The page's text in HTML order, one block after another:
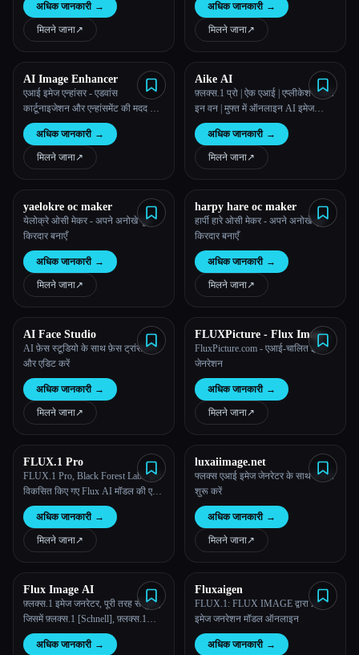
सटीकता, जटिलता और यथार्थवाद की
पेशकश करता है।
अधिक जानकारी →
मिलने जाना↗︎
अधिक जानकारी →
मिलने जाना↗︎
AI Image Enhancer
एआई इमेज एन्हांसर - एडवांस
कार्टूनाइजेशन और एन्हांसमेंट की मदद से
फ़ोटो और वीडियो ट्रांसफॉर्म करें
अधिक जानकारी →
मिलने जाना↗︎
Aike AI
फ़्लक्स.1 प्रो | ऐक एआई | एप्लीकेशन ऑल
इन वन | मुफ्त में ऑनलाइन AI इमेज
जेनरेटर
अधिक जानकारी →
मिलने जाना↗︎
yaelokre oc maker
येलोक्रे ओसी मेकर - अपने अनोखे मूल
किरदार बनाएँ
अधिक जानकारी →
मिलने जाना↗︎
harpy hare oc maker
हार्पी हारे ओसी मेकर - अपने अनोखे मूल
किरदार बनाएँ
अधिक जानकारी →
मिलने जाना↗︎
AI Face Studio
AI फ़ेस स्टूडियो के साथ फ़ेस ट्रांसफ़ॉर्म
और एडिट करें
अधिक जानकारी →
मिलने जाना↗︎
FLUXPicture - Flux Image
Genration
FluxPicture.com - एआई-चालित इमेज
जेनरेशन
अधिक जानकारी →
मिलने जाना↗︎
FLUX.1 Pro
FLUX.1 Pro, Black Forest Labs द्वारा
विकसित किए गए Flux AI मॉडल की एक
शानदार श्रृंखला का प्रतिनिधित्व करता
है। मुफ्त में ऑनलाइन FLUX AI इमेज
जेनरेटर का उपयोग करके टेक्स्ट डालकर
आसानी से सुंदर चित्र बनाएं।
अधिक जानकारी →
मिलने जाना↗︎
luxaiimage.net
फ्लक्स एआई इमेज जेनरेटर के साथ बनाना
शुरू करें
अधिक जानकारी →
मिलने जाना↗︎
Flux Image AI
फ़्लक्स.1 इमेज जनरेटर, पूरी तरह से मुफ़्त,
जिसमें फ़्लक्स.1 [Schnell], फ़्लक्स.1
[Dev], फ़्लक्स.1 [Pro] शामिल हैं
अधिक जानकारी →
Fluxaigen
FLUX.1: FLUX IMAGE द्वारा AI
इमेज जनरेशन मॉडल ऑनलाइन
अधिक जानकारी →